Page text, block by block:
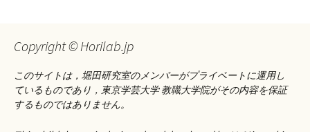
シ
ョ
ン
Copyright © Horilab.jp
このサイトは，堀田研究室のメンバーがプライベートに運用し
ているものであり，東京学芸大学 教職大学院がその内容を保証
するものではありません。